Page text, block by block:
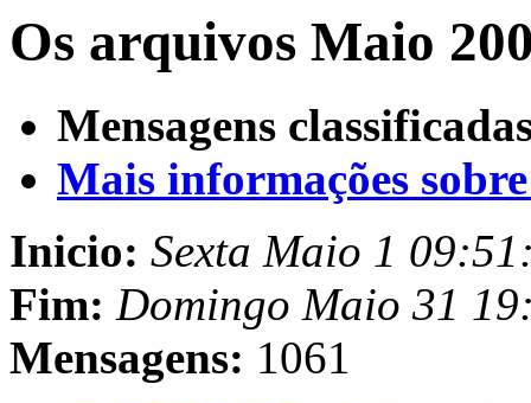
Os arquivos Maio
Mensagens
Mais informações
Inicio: Sexta Maio 1
Fim: Domingo Maio 31
Mensagens: 1061